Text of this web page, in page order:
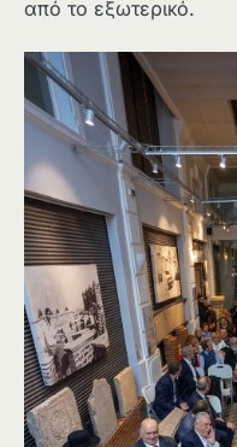
από το εξωτερικό.